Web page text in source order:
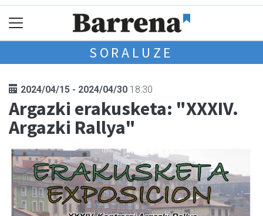
SORALUZE
2024/04/15 - 2024/04/30 18:30
Argazki erakusketa: "XXXIV.
Argazki Rallya"